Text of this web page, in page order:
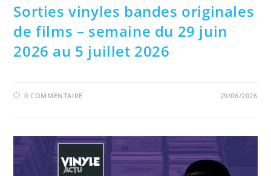
Sorties vinyles bandes originales
de films – semaine du 29 juin
2026 au 5 juillet 2026
0 COMMENTAIRE 29/06/2026